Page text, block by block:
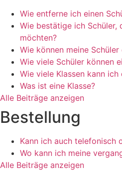
Wie entferne ich einen
Wie bestätige ich Schüler,
möchten?
Wie können meine
Wie viele Schüler können
Wie viele Klassen kann ich
Was ist eine Klasse?
Alle Beiträge anzeigen
Bestellung
Kann ich auch telefonisch
Wo kann ich meine
Alle Beiträge anzeigen